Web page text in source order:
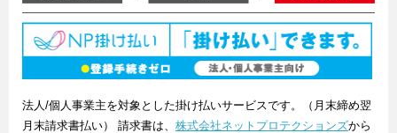
法人/個人事業主を対象とした掛け払いサービスです。（月末締め翌
月末請求書払い） 請求書は、 株式会社ネットプロテクションズから